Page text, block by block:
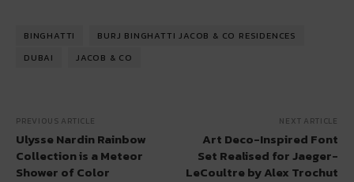
BINGHATTI
BURJ BINGHATTI JACOB & CO RESIDENCES
DUBAI
JACOB & CO
PREVIOUS ARTICLE
Ulysse Nardin Rainbow
Collection is a Meteor
Shower of Color
NEXT ARTICLE
Art Deco-Inspired Font
Set Realised for Jaeger-
LeCoultre by Alex Trochut